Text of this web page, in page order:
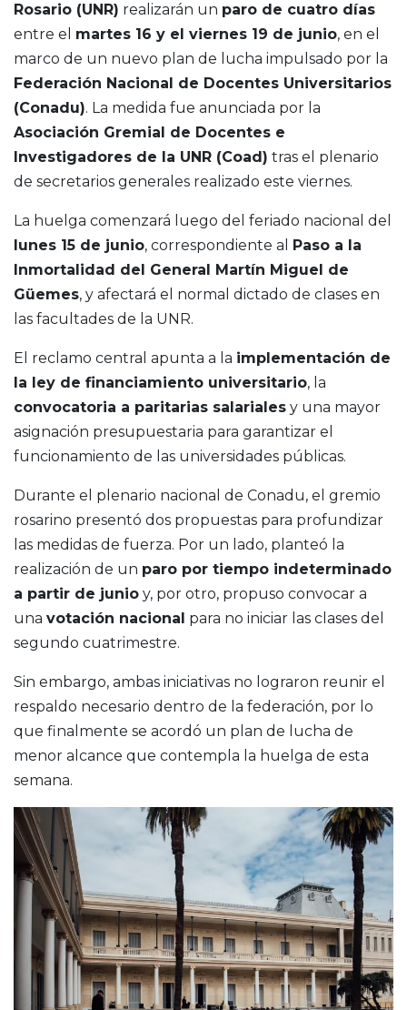
Rosario (UNR) realizarán un paro de cuatro días
entre el martes 16 y el viernes 19 de junio, en el
marco de un nuevo plan de lucha impulsado por la
Federación Nacional de Docentes Universitarios
(Conadu). La medida fue anunciada por la
Asociación Gremial de Docentes e
Investigadores de la UNR (Coad) tras el plenario
de secretarios generales realizado este viernes.
La huelga comenzará luego del feriado nacional del
lunes 15 de junio, correspondiente al
Paso a la
Inmortalidad del General Martín Miguel de
Güemes, y afectará el normal dictado de clases en
las facultades de la UNR.
El reclamo central apunta a la implementación de
la ley de financiamiento universitario, la
convocatoria a paritarias salariales y una mayor
asignación presupuestaria para garantizar el
funcionamiento de las universidades públicas.
Durante el plenario nacional de Conadu, el gremio
rosarino presentó dos propuestas para profundizar
las medidas de fuerza. Por un lado, planteó la
realización de un paro por tiempo indeterminado
a partir de junio y, por otro, propuso convocar a
una votación nacional para no iniciar las clases del
segundo cuatrimestre.
Sin embargo, ambas iniciativas no lograron reunir el
respaldo necesario dentro de la federación, por lo
que finalmente se acordó un plan de lucha de
menor alcance que contempla la huelga de esta
semana.